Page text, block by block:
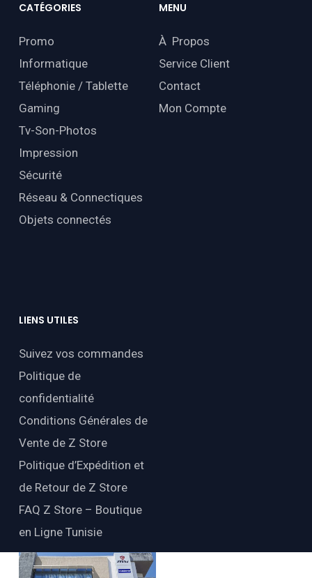
CATÉGORIES
Promo
Informatique
Téléphonie / Tablette
Gaming
Tv-Son-Photos
Impression
Sécurité
Réseau & Connectiques
Objets connectés
MENU
À Propos
Service Client
Contact
Mon Compte
LIENS UTILES
Suivez vos commandes
Politique de
confidentialité
Conditions Générales de
Vente de Z Store
Politique d’Expédition et
de Retour de Z Store
FAQ Z Store – Boutique
en Ligne Tunisie